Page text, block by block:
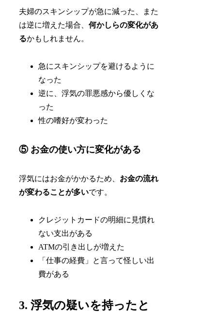
夫婦のスキンシップが急に減った、また
は逆に増えた場合、何かしらの変化があ
るかもしれません。
急にスキンシップを避けるように
なった
逆に、浮気の罪悪感から優しくな
った
性の嗜好が変わった
⑤ お金の使い方に変化がある
浮気にはお金がかかるため、 お金の流れ
が変わることが多いです。
クレジットカードの明細に見慣れ
ない支出がある
ATMの引き出しが増えた
「仕事の経費」と言って怪しい出
費がある
3. 浮気の疑いを持ったと